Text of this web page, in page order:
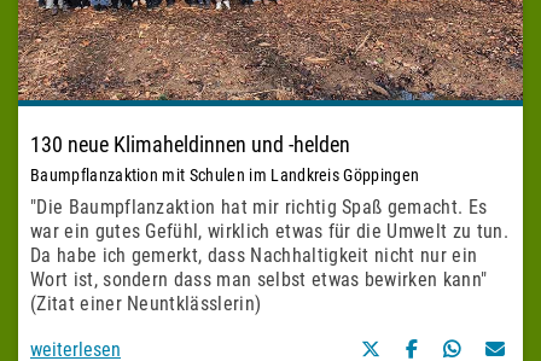
130 neue Klimaheldinnen und -helden
Baumpflanzaktion mit Schulen im Landkreis Göppingen
"Die Baumpflanzaktion hat mir richtig Spaß gemacht. Es
war ein gutes Gefühl, wirklich etwas für die Umwelt zu tun.
Da habe ich gemerkt, dass Nachhaltigkeit nicht nur ein
Wort ist, sondern dass man selbst etwas bewirken kann"
(Zitat einer Neuntklässlerin)
weiterlesen